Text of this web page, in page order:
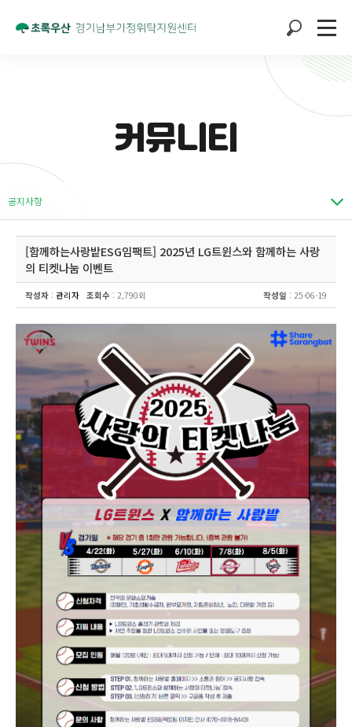
커뮤니티
공지사항
[함께하는사랑밭ESG임팩트] 2025년 LG트윈스와 함께하는 사랑
의 티켓나눔 이벤트
작성자 : 관리자 조회수 : 2,790회 작성일 : 25-06-19